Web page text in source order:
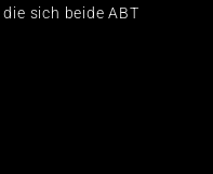
sich beide ABT